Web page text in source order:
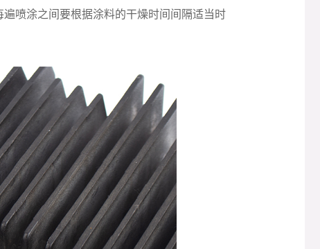
喷涂之间要根据涂料的干燥时间间隔适当时